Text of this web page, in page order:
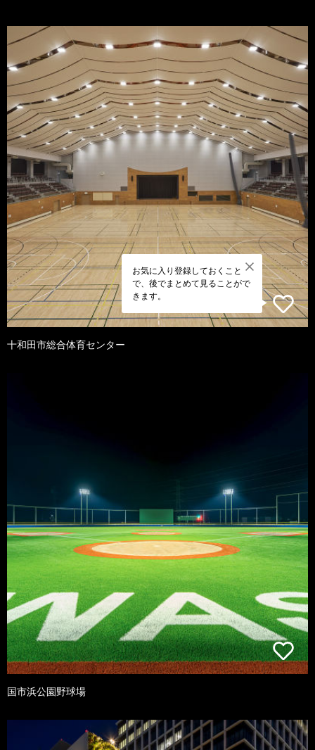
お気に入り登録しておくこと
で、後でまとめて見ることがで
きます。
十和田市総合体育センター
国市浜公園野球場